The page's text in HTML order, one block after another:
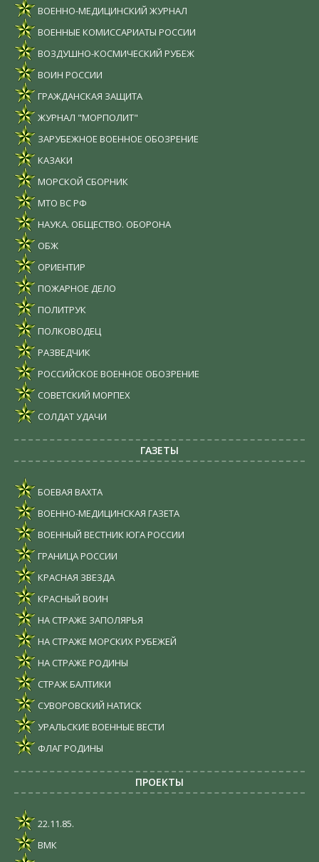
ВОЕННО-МЕДИЦИНСКИЙ ЖУРНАЛ
ВОЕННЫЕ КОМИССАРИАТЫ РОССИИ
ВОЗДУШНО-КОСМИЧЕСКИЙ РУБЕЖ
ВОИН РОССИИ
ГРАЖДАНСКАЯ ЗАЩИТА
ЖУРНАЛ "МОРПОЛИТ"
ЗАРУБЕЖНОЕ ВОЕННОЕ ОБОЗРЕНИЕ
КАЗАКИ
МОРСКОЙ СБОРНИК
МТО ВС РФ
НАУКА. ОБЩЕСТВО. ОБОРОНА
ОБЖ
ОРИЕНТИР
ПОЖАРНОЕ ДЕЛО
ПОЛИТРУК
ПОЛКОВОДЕЦ
РАЗВЕДЧИК
РОССИЙСКОЕ ВОЕННОЕ ОБОЗРЕНИЕ
СОВЕТСКИЙ МОРПЕХ
СОЛДАТ УДАЧИ
ГАЗЕТЫ
БОЕВАЯ ВАХТА
ВОЕННО-МЕДИЦИНСКАЯ ГАЗЕТА
ВОЕННЫЙ ВЕСТНИК ЮГА РОССИИ
ГРАНИЦА РОССИИ
КРАСНАЯ ЗВЕЗДА
КРАСНЫЙ ВОИН
НА СТРАЖЕ ЗАПОЛЯРЬЯ
НА СТРАЖЕ МОРСКИХ РУБЕЖЕЙ
НА СТРАЖЕ РОДИНЫ
СТРАЖ БАЛТИКИ
СУВОРОВСКИЙ НАТИСК
УРАЛЬСКИЕ ВОЕННЫЕ ВЕСТИ
ФЛАГ РОДИНЫ
ПРОЕКТЫ
22.11.85.
ВМК